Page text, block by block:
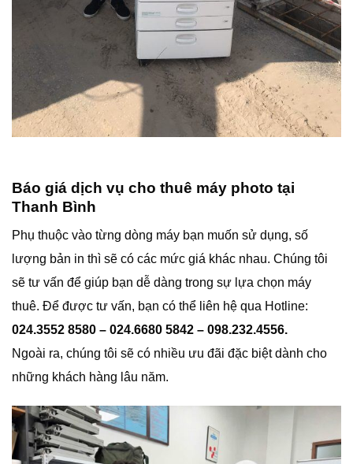
Báo giá dịch vụ cho thuê máy photo tại
Thanh Bình
Phụ thuộc vào từng dòng máy bạn muốn sử dụng, số
lượng bản in thì sẽ có các mức giá khác nhau. Chúng tôi
sẽ tư vấn để giúp bạn dễ dàng trong sự lựa chọn máy
thuê. Để được tư vấn, bạn có thể liên hệ qua Hotline:
024.3552 8580 – 024.6680 5842 – 098.232.4556.
Ngoài ra, chúng tôi sẽ có nhiều ưu đãi đặc biệt dành cho
những khách hàng lâu năm.